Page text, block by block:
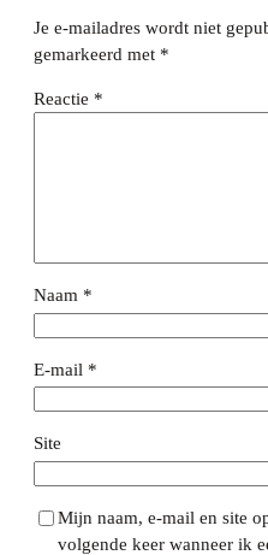
Je e-mailadres wordt niet
gemarkeerd met *
Reactie *
Naam *
E-mail *
Site
Mijn naam, e-mail en site
volgende keer wanneer ik